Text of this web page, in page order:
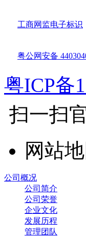
工商网监电子标识
粤公网安备
粤ICP备
扫一扫
网站
公司概况
公司简介
公司荣誉
企业文化
发展历程
管理团队